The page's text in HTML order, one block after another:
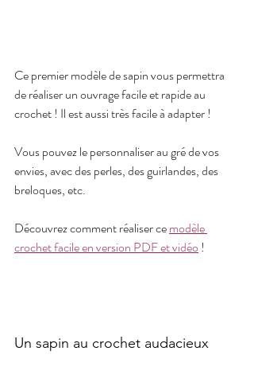
Ce premier modèle de sapin vous permettra
de réaliser un ouvrage facile et rapide au
crochet ! Il est aussi très facile à adapter !
Vous pouvez le personnaliser au gré de vos
envies, avec des perles, des guirlandes, des
breloques, etc.
Découvrez comment réaliser ce modèle
crochet facile en version PDF et vidéo !
Un sapin au crochet audacieux